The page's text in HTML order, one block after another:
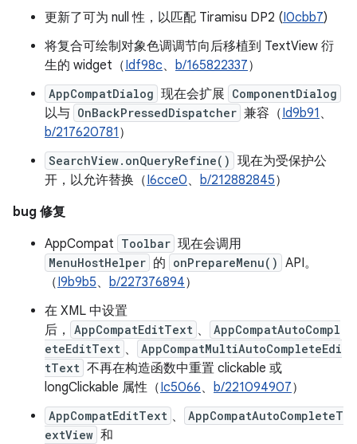
更新了可为 null 性，以匹配 Tiramisu DP2 (I0cbb7)
将复合可绘制对象色调调节向后移植到 TextView 衍
生的 widget（Idf98c、 b/165822337）
AppCompatDialog 现在会扩展 ComponentDialog
以与 OnBackPressedDispatcher 兼容（Id9b91 、
b/217620781 ）
SearchView.onQueryRefine() 现在为受保护公
开，以允许替换（I6cce0、 b/212882845）
bug 修复
AppCompat Toolbar 现在会调用
MenuHostHelper 的 onPrepareMenu() API。
（I9b9b5、 b/227376894）
在 XML 中设置
后，
AppCompatEditText 、
AppCompatAutoCompl
eteEditText 、
AppCompatMultiAutoCompleteEdi
tText 不再在构造函数中重置 clickable 或
longClickable 属性（Ic5066、 b/221094907）
AppCompatEditText 、
AppCompatAutoCompleteT
extView 和